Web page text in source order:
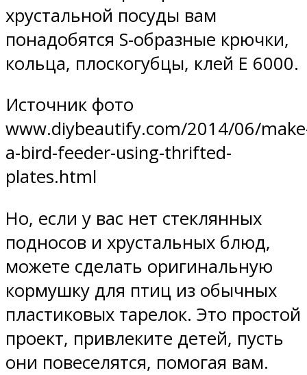
хрустальной посуды вам
понадобятся S-образные крючки,
кольца, плоскогубцы, клей Е 6000.
Источник фото
www.diybeautify.com/2014/06/
a-bird-feeder-using-thrifted-
plates.html
Но, если у вас нет стеклянных
подносов и хрустальных блюд,
можете сделать оригинальную
кормушку для птиц из обычных
пластиковых тарелок. Это простой
проект, привлеките детей, пусть
они повеселятся, помогая вам.